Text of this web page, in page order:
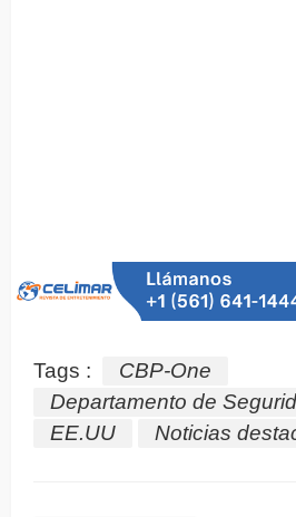
Tags :
CBP-One
Departamento de
EE.UU
Noticias